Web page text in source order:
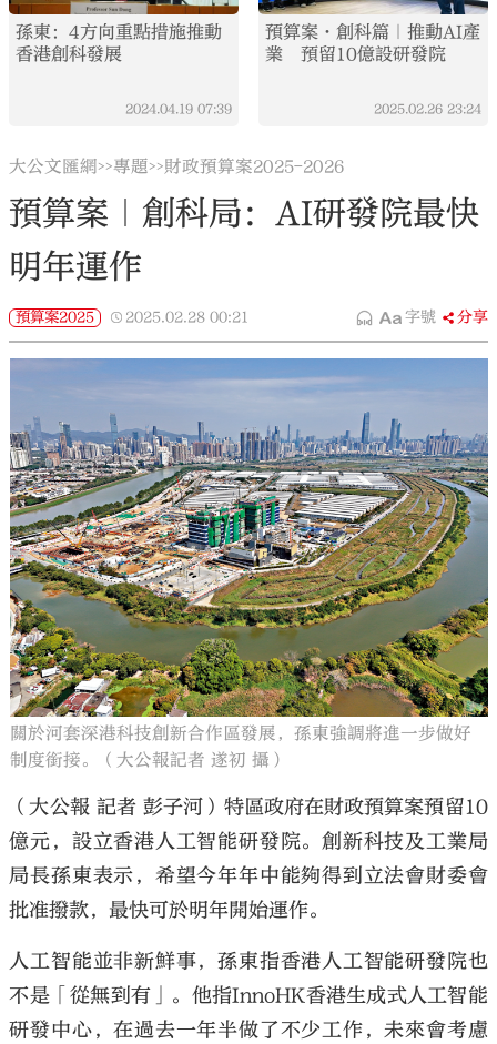
孫東：4方向重點措施推動
香港創科發展
2024.04.19 07:39
預算案·創科篇｜推動AI產
業 預留10億設研發院
2025.02.26 23:24
大公文匯網>>專題>>財政預算案2025-2026
預算案｜創科局：AI研發院最快
明年運作
預算案2025 2025.02.28 00:21 字號 分享
關於河套深港科技創新合作區發展，孫東強調將進一步做好
制度銜接。（大公報記者 遂初 攝）
（大公報 記者 彭子河）特區政府在財政預算案預留10
億元，設立香港人工智能研發院。創新科技及工業局
局長孫東表示，希望今年年中能夠得到立法會財委會
批准撥款，最快可於明年開始運作。
人工智能並非新鮮事，孫東指香港人工智能研發院也
不是「從無到有」。他指InnoHK香港生成式人工智能
研發中心，在過去一年半做了不少工作，未來會考慮